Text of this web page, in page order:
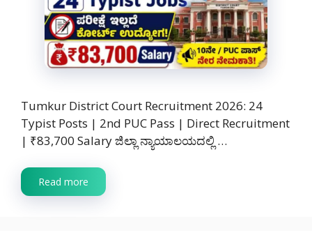
Tumkur District Court Recruitment 2026: 24
Typist Posts | 2nd PUC Pass | Direct Recruitment
| ₹83,700 Salary ಜಿಲ್ಲಾ ನ್ಯಾಯಾಲಯದಲ್ಲಿ …
Read more